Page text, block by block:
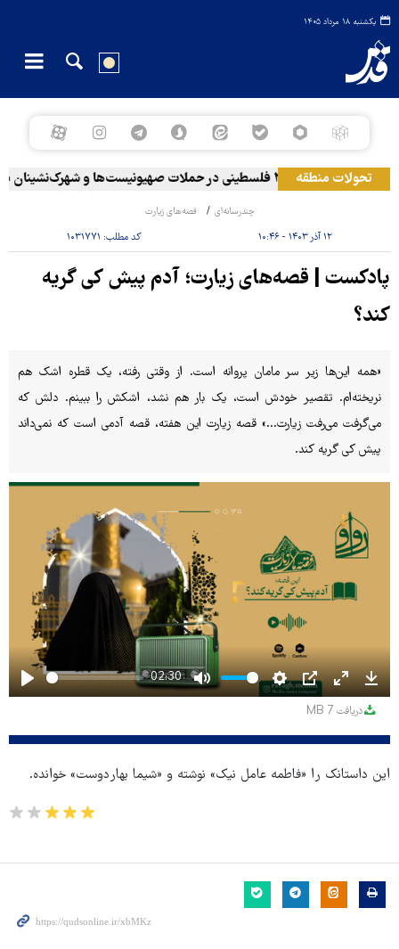
یکشنبه ۱۸ مرداد ۱۴۰۵
تحولات منطقه۲۰ فلسطینی در حملات صهیونیست‌ها و شهرک‌نشینان در کرانه باختری زخمی شدند
چندرسانه‌ای قصه‌های زیارت
۱۲ آذر ۱۴۰۳ - ۱۰:۴۶ کد مطلب: ۱۰۳۱۷۷۱
پادکست | قصه‌های زیارت؛ آدم‌ پیش‌ کی‌ گریه‌
کند؟
«همه این‌ها زیر سر مامان پروانه است. از وقتی رفته، یک قطره اشک هم
نریخته‌ام. تقصیر خودش است، یک بار هم نشد، اشکش را ببینم. دلش که
می‌گرفت می‌رفت زیارت...» قصه زیارت این هفته، قصه آدمی است که نمی‌داند
پیش کی گریه کند.
Play
02:30
Mute
Settings
PIP
Enter
fullscreen
دریافت 7 MB
این داستانک را «فاطمه عامل نیک» نوشته و «شیما بهاردوست» خوانده.